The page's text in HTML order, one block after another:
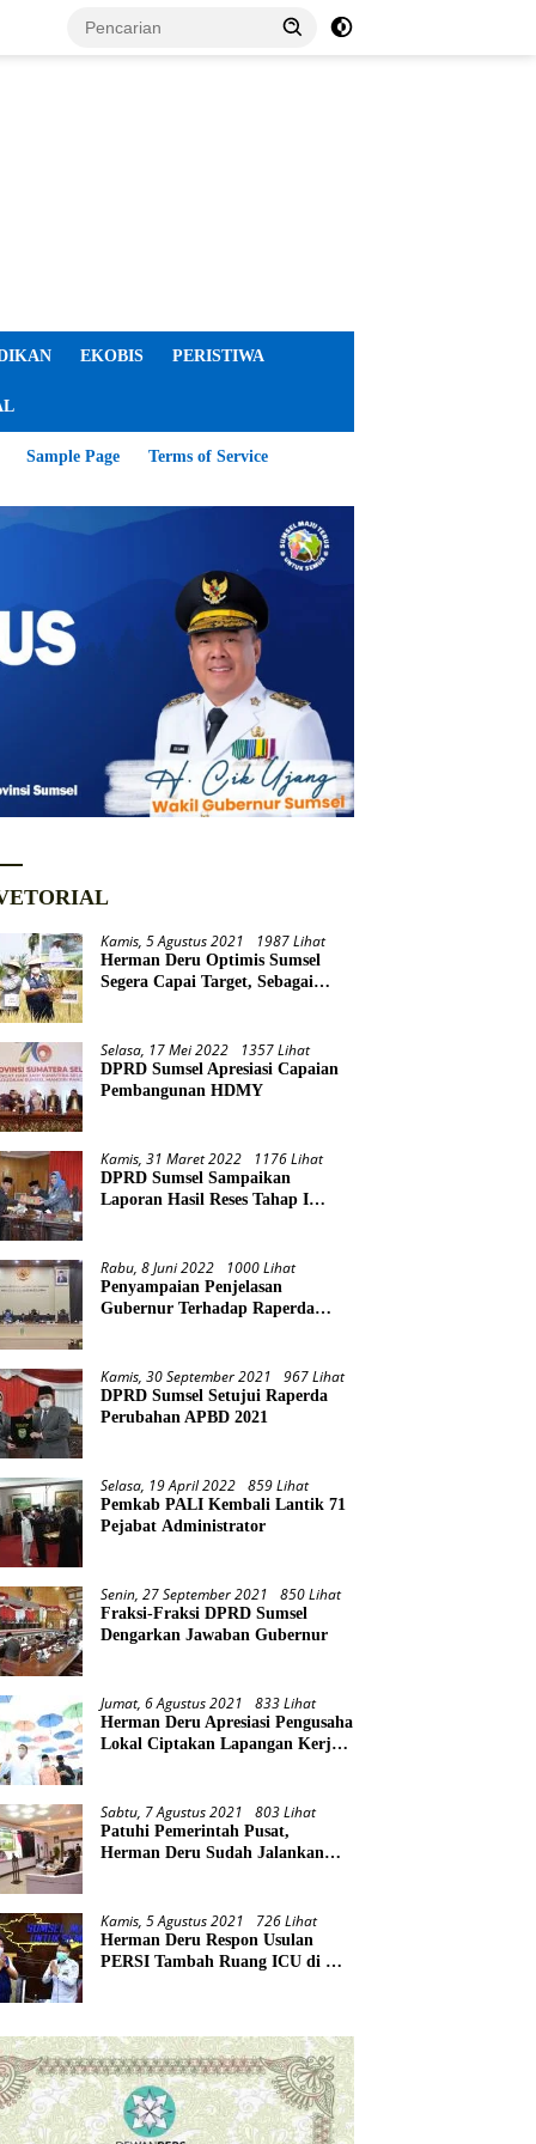
EKOBIS PERISTIWA
Sample Page Terms of Service
Kamis, 5 Agustus 2021 1987 Lihat
Herman Deru Optimis Sumsel
Segera Capai Target, Sebagai
Selasa, 17 Mei 2022 1357 Lihat
DPRD Sumsel Apresiasi Capaian
Pembangunan HDMY
Kamis, 31 Maret 2022 1176 Lihat
DPRD Sumsel Sampaikan
Laporan Hasil Reses Tahap I
Rabu, 8 Juni 2022 1000 Lihat
Penyampaian Penjelasan
Gubernur Terhadap Raperda
Kamis, 30 September 2021 967 Lihat
DPRD Sumsel Setujui Raperda
Perubahan APBD 2021
Selasa, 19 April 2022 859 Lihat
Pemkab PALI Kembali Lantik 71
Pejabat Administrator
Senin, 27 September 2021 850 Lihat
Fraksi-Fraksi DPRD Sumsel
Dengarkan Jawaban Gubernur
Jumat, 6 Agustus 2021 833 Lihat
Herman Deru Apresiasi Pengusaha
Lokal Ciptakan Lapangan Kerja
Sabtu, 7 Agustus 2021 803 Lihat
Patuhi Pemerintah Pusat,
Herman Deru Sudah Jalankan
Kamis, 5 Agustus 2021 726 Lihat
Herman Deru Respon Usulan
PERSI Tambah Ruang ICU di RS